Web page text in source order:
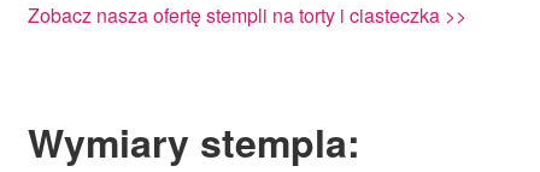
Zobacz nasza ofertę stempli na torty i ciasteczka >>
Wymiary stempla: